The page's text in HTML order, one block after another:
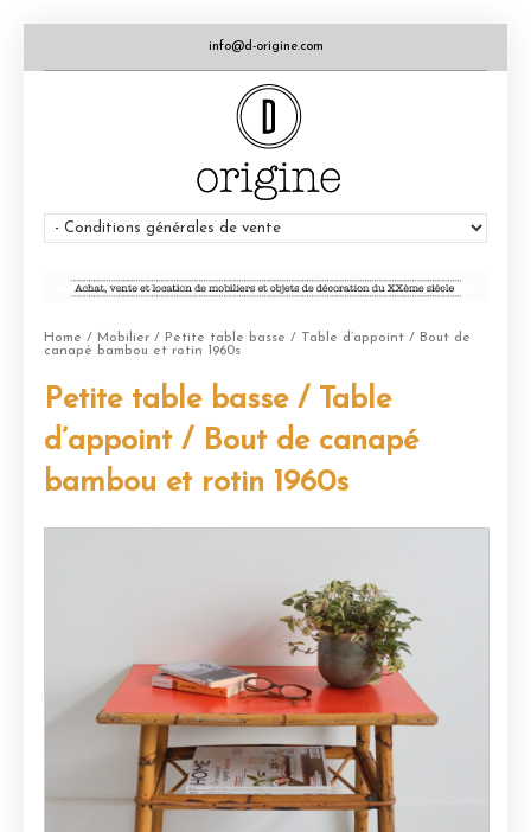
info@d-origine.com
Home / Mobilier / Petite table basse / Table d’appoint / Bout de
canapé bambou et rotin 1960s
Petite table basse / Table
d’appoint / Bout de canapé
bambou et rotin 1960s